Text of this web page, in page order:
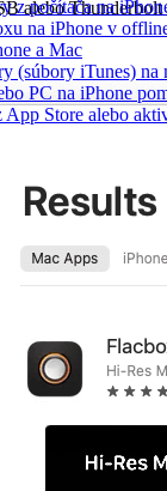
z počítača na
na iPhone v
a Mac
(súbory iTunes) na
PC na iPhone
Store alebo
alebo Thunderbolt